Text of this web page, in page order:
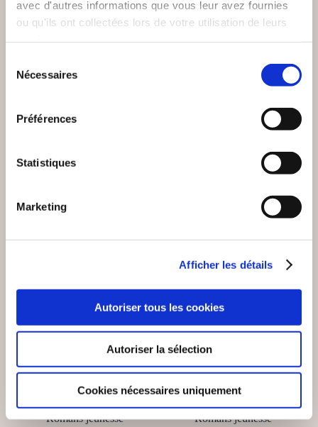
avec d'autres informations que vous leur avez fournies
ou qu'ils ont collectées lors de votre utilisation de leurs
Nécessaires
Préférences
Statistiques
Marketing
Afficher les détails
Autoriser tous les cookies
Autoriser la sélection
Cookies nécessaires uniquement
GRANTA 5
8€04
GRANTA 2
(1 avis)
Johan Dallot
LES ROYAUMES DU
GRANTA 3
Romans jeunesse
(0 avis)
Claire RIO PETIT
LE TRÉSOR DES AMIS
DYS
Romans jeunesse